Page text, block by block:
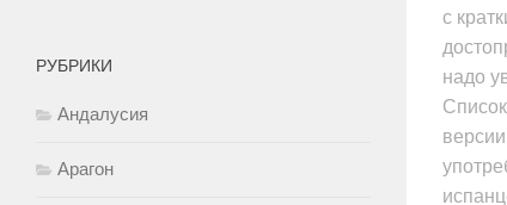
с
надо
РУБРИКИ
Андалусия
Арагон